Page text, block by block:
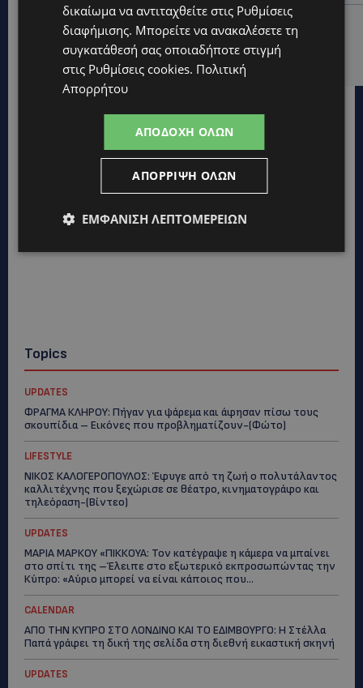
UPDATES
ΦΩΤΟ: Αγνοείται 51χρονος – Έκκληση της
Αστυνομίας για τον εντοπισμό του
Topics
UPDATES
ΦΡΑΓΜΑ ΚΛΗΡΟΥ: Πήγαν για ψάρεμα και άφησαν πίσω τους
σκουπίδια – Εικόνες που προβληματίζουν-(Φώτο)
LIFESTYLE
ΝΙΚΟΣ ΚΑΛΟΓΕΡΟΠΟΥΛΟΣ: Έφυγε από τη ζωή ο πολυτάλαντος
καλλιτέχνης που ξεχώρισε σε θέατρο, κινηματογράφο και
τηλεόραση-(Bίντεο)
UPDATES
ΜΑΡΙΑ ΜΑΡΚΟΥ «ΠΙΚΚΟΥΑ: Τον κατέγραψε η κάμερα να μπαίνει
στο σπίτι της –Έλειπε στο εξωτερικό εκπροσωπώντας την
Κύπρο: «Αύριο μπορεί να είναι κάποιος που...
CALENDAR
ΑΠΟ ΤΗΝ ΚΥΠΡΟ ΣΤΟ ΛΟΝΔΙΝΟ ΚΑΙ ΤΟ ΕΔΙΜΒΟΥΡΓΟ: Η Στέλλα
Παπά γράφει τη δική της σελίδα στη διεθνή εικαστική σκηνή
UPDATES
δικαίωμα να αντιταχθείτε στις Ρυθμίσεις
διαφήμισης. Μπορείτε να ανακαλέσετε τη
συγκατάθεσή σας οποιαδήποτε στιγμή
στις Ρυθμίσεις cookies. Πολιτική
Απορρήτου
ΑΠΟΔΟΧΉ ΌΛΩΝ
ΑΠΌΡΡΙΨΗ ΌΛΩΝ
ΕΜΦΆΝΙΣΗ ΛΕΠΤΟΜΕΡΕΙΏΝ